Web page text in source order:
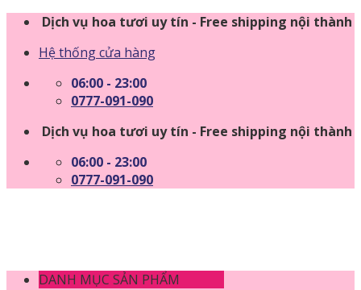
Skip
content
Dịch vụ hoa tươi uy tín - Free shipping nội thành
Hệ thống cửa hàng
06:00 - 23:00
0777-091-090
Dịch vụ hoa tươi uy tín - Free shipping nội thành
06:00 - 23:00
0777-091-090
DANH MỤC SẢN PHẨM